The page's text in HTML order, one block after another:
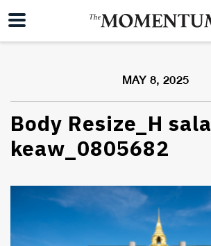
MAY 8, 2025
Body Resize_H sala
keaw_0805682